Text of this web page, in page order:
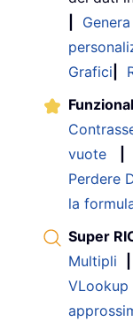
Grafici
vuote
Perdere
la
Super
Multipli
VLookup